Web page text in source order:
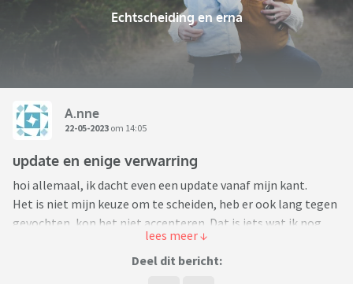
Echtscheiding en erna
A.nne
22-05-2023 om 14:05
update en enige verwarring
hoi allemaal, ik dacht even een update vanaf mijn kant.
Het is niet mijn keuze om te scheiden, heb er ook lang tegen
gevochten, kon het niet accepteren. Dat is iets wat ik nog
steeds lastig vind, vooral omdat hij na zolang samen zijn en
jonge kinderen zo weinig tekst en uitleg heeft. Maar hoop
Deel dit bericht: